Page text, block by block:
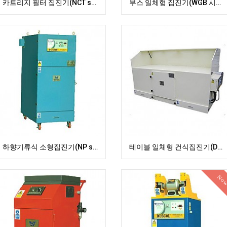
카트리지 필터 집진기(NCT series) 부스 일체형 집진기(WGB 시리즈)
하향기류식 소형집진기(NP series) 테이블 일체형 건식집진기(DDT 시리즈)